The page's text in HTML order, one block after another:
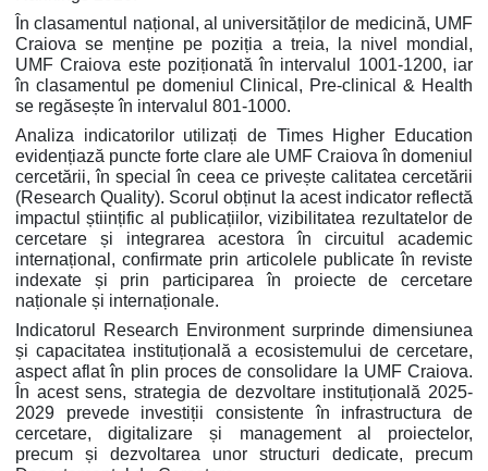
În clasamentul național, al universităților de medicină, UMF
Craiova se menține pe poziția a treia, la nivel mondial,
UMF Craiova este poziționată în intervalul 1001-1200, iar
în clasamentul pe domeniul Clinical, Pre-clinical & Health
se regăsește în intervalul 801-1000.
Analiza indicatorilor utilizați de Times Higher Education
evidențiază puncte forte clare ale UMF Craiova în domeniul
cercetării, în special în ceea ce privește calitatea cercetării
(Research Quality). Scorul obținut la acest indicator reflectă
impactul științific al publicațiilor, vizibilitatea rezultatelor de
cercetare și integrarea acestora în circuitul academic
internațional, confirmate prin articolele publicate în reviste
indexate și prin participarea în proiecte de cercetare
naționale și internaționale.
Indicatorul Research Environment surprinde dimensiunea
și capacitatea instituțională a ecosistemului de cercetare,
aspect aflat în plin proces de consolidare la UMF Craiova.
În acest sens, strategia de dezvoltare instituțională 2025-
2029 prevede investiții consistente în infrastructura de
cercetare, digitalizare și management al proiectelor,
precum și dezvoltarea unor structuri dedicate, precum